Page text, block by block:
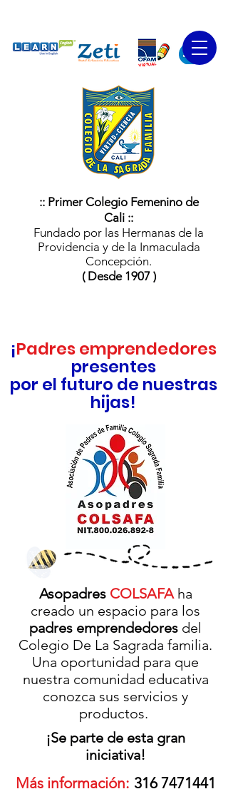
:: Primer Colegio Femenino de
Cali ::
Fundado por las Hermanas de la
Providencia y de la Inmaculada
Concepción.
( Desde 1907 )
¡Padres emprendedores
presentes
por el futuro de nuestras
hijas!
Más información: 316 7471441
Asopadres COLSAFA ha
creado un espacio para los
padres emprendedores del
Colegio De La Sagrada familia.
Una oportunidad para que
nuestra comunidad educativa
conozca sus servicios y
productos.
¡Se parte de esta gran
iniciativa!